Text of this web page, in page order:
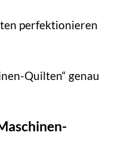
perfektionieren
Quilten“ genau